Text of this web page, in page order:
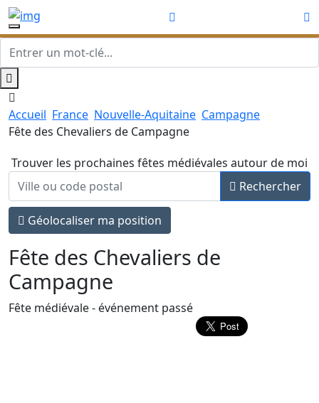
Accueil France Nouvelle-Aquitaine Campagne
Fête des Chevaliers de Campagne
Trouver les prochaines fêtes médiévales autour de moi
Rechercher
Géolocaliser ma position
Fête des Chevaliers de
Campagne
Fête médiévale- événement passé